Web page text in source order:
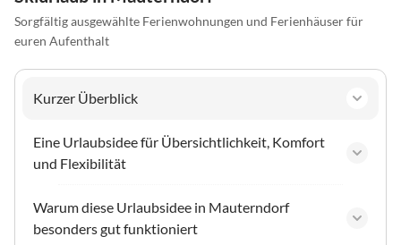
Sorgfältig ausgewählte Ferienwohnungen und Ferienhäuser für
euren Aufenthalt
Kurzer Überblick
Eine Urlaubsidee für Übersichtlichkeit, Komfort
und Flexibilität
Warum diese Urlaubsidee in Mauterndorf
besonders gut funktioniert